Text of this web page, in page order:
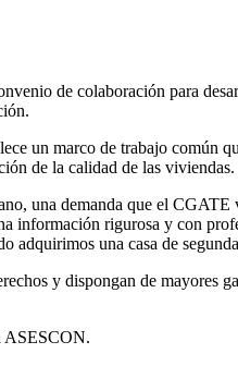
de colaboración para
un marco de trabajo común
de la calidad de las viviendas.
una demanda que el CGATE
información rigurosa y con
adquirimos una casa de
y dispongan de mayores
ASESCON.